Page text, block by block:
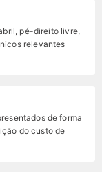
pé-direito livre,
relevantes
de forma
do custo de